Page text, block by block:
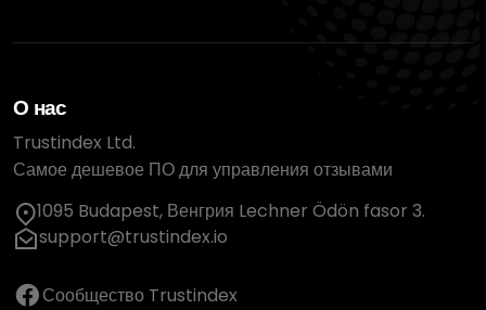
О нас
Trustindex Ltd.
Самое дешевое ПО для управления отзывами
1095 Budapest, Венгрия Lechner Ödön fasor 3.
support@trustindex.io
Сообщество Trustindex